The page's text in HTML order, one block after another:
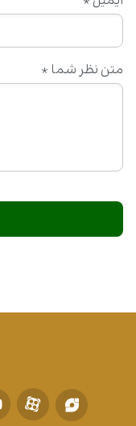
متن نظر شما *